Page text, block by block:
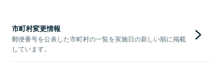
市町村変更情報
郵便番号を公表した市町村の一覧を実施日の新しい順に掲載
しています。